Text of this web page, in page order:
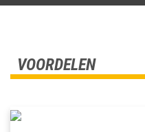
VOORDELEN